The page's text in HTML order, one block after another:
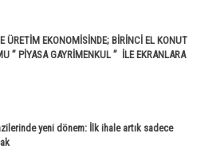
ÜRETİM EKONOMİSİNDE; BİRİNCİ EL KONUT
” PİYASA GAYRİMENKUL ” İLE EKRANLARA
yeni dönem: İlk ihale artık sadece